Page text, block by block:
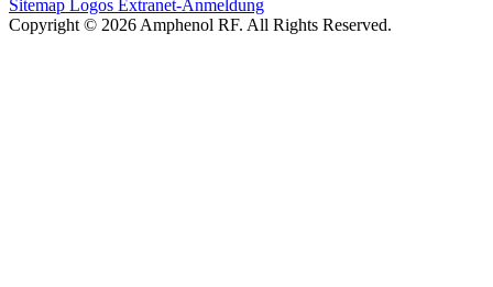
Sitemap Logos Extranet-Anmeldung
Copyright © 2026 Amphenol RF. All Rights Reserved.